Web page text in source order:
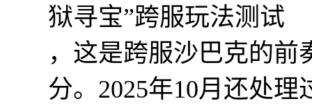
狱寻宝”跨服玩法测试
，这是跨服沙巴克的前
分。2025年10月还处